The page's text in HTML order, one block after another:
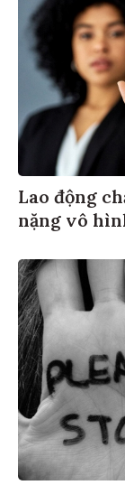
Lao động
nặng vô